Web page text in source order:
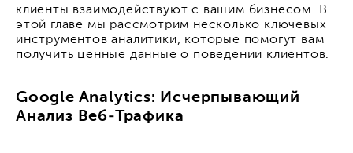
клиенты взаимодействуют с вашим бизнесом. В
этой главе мы рассмотрим несколько ключевых
инструментов аналитики, которые помогут вам
получить ценные данные о поведении клиентов.
Google Analytics: Исчерпывающий
Анализ Веб-Трафика